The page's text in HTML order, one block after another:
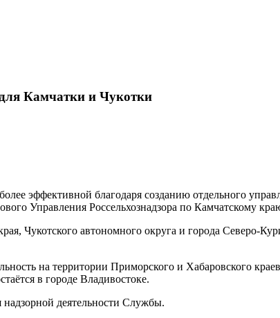
для Камчатки и Чукотки
эффективной благодаря созданию отдельного
Управления Россельхознадзора по Камчатскому
Чукотского автономного округа и города Северо-
на территории Приморского и Хабаровского
в городе Владивостоке.
надзорной деятельности Службы.